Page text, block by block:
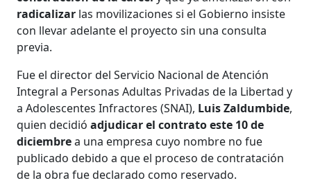
radicalizar las movilizaciones si el Gobierno insiste
con llevar adelante el proyecto sin una consulta
previa.
Fue el director del Servicio Nacional de Atención
Integral a Personas Adultas Privadas de la Libertad y
a Adolescentes Infractores (SNAI), Luis Zaldumbide,
quien decidió adjudicar el contrato este 10 de
diciembrea una empresa cuyo nombre no fue
publicado debido a que el proceso de contratación
de la obra fue declarado como reservado.